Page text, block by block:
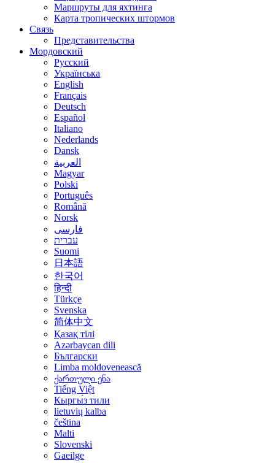
Маршруты для яхтинга
Карта тропических штормов
Связь
Представительства
Мордовский
Русский
Українська
English
Français
Deutsch
Español
Italiano
Nederlands
Dansk
العربية
Magyar
Polski
Português
Română
Norsk
فارسی
עברית
Suomi
日本語
한국어
हिन्दी
Türkçe
Svenska
简体中文
Қазақ тілі
Azərbaycan dili
Български
Limba moldovenească
ქართული ენა
Tiếng Việt
Кыргы́з тили
lietuvių kalba
čeština
Malti
Slovenski
Gaeilge